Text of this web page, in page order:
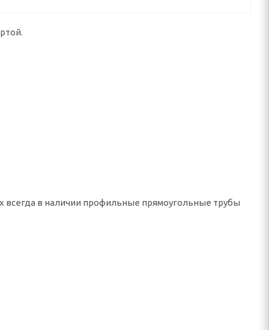
всегда в наличии профильные прямоугольные трубы